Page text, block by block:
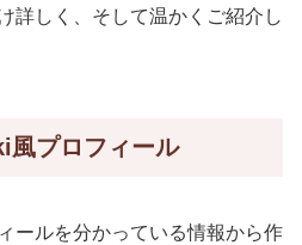
詳しく、そして温かくご紹介し
風プロフィール
ールを分かっている情報から作